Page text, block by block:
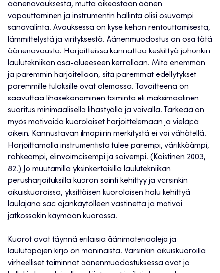
äänenavauksesta, mutta oikeastaan äänen
vapauttaminen ja instrumentin hallinta olisi osuvampi
sanavalinta. Avauksessa on kyse kehon rentouttamisesta,
lämmittelystä ja virityksestä. Äänenmuodostus on osa tätä
äänenavausta. Harjoitteissa kannattaa keskittyä johonkin
laulutekniikan osa-alueeseen kerrallaan. Mitä enemmän
ja paremmin harjoitellaan, sitä paremmat edellytykset
paremmille tuloksille ovat olemassa. Tavoitteena on
saavuttaa lihasekonominen toiminta eli maksimaalinen
suoritus minimaalisella lihastyöllä ja vaivalla. Tärkeää on
myös motivoida kuorolaiset harjoittelemaan ja vieläpä
oikein. Kannustavan ilmapiirin merkitystä ei voi vähätellä.
Harjoittamalla instrumentista tulee parempi, värikkäämpi,
rohkeampi, elinvoimaisempi ja soivempi. (Koistinen 2003,
82.) Jo muutamilla yksinkertaisilla laulutekniikan
perusharjoituksilla kuoron sointi kehittyy ja varsinkin
aikuiskuoroissa, yksittäisen kuorolaisen halu kehittyä
laulajana saa ajankäytölleen vastinetta ja motivoi
jatkossakin käymään kuorossa.
Kuorot ovat täynnä erilaisia äänimateriaaleja ja
laulutapojen kirjo on moninaista. Varsinkin aikuiskuoroilla
virheelliset toiminnat äänenmuodostuksessa ovat jo